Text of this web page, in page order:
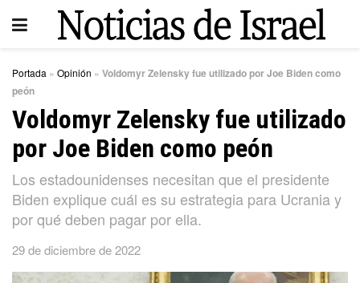
Portada » Opinión » Voldomyr Zelensky fue utilizado por Joe Biden como
peón
Voldomyr Zelensky fue utilizado
por Joe Biden como peón
Los estadounidenses necesitan que el presidente
Biden explique cuál es su estrategia para Ucrania y
por qué deben pagar por ella.
29 de diciembre de 2022